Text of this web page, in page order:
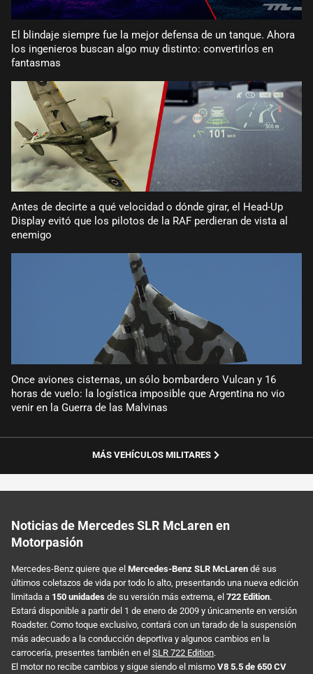
El blindaje siempre fue la mejor defensa de un tanque. Ahora
los ingenieros buscan algo muy distinto: convertirlos en
fantasmas
Antes de decirte a qué velocidad o dónde girar, el Head-Up
Display evitó que los pilotos de la RAF perdieran de vista al
enemigo
Once aviones cisternas, un sólo bombardero Vulcan y 16
horas de vuelo: la logística imposible que Argentina no vio
venir en la Guerra de las Malvinas
MÁS VEHÍCULOS MILITARES
Noticias de Mercedes SLR McLaren en
Motorpasión
Mercedes-Benz quiere que el Mercedes-Benz SLR McLaren dé sus
últimos coletazos de vida por todo lo alto, presentando una nueva edición
limitada a 150 unidades de su versión más extrema, el 722 Edition.
Estará disponible a partir del 1 de enero de 2009 y únicamente en versión
Roadster. Como toque exclusivo, contará con un tarado de la suspensión
más adecuado a la conducción deportiva y algunos cambios en la
carrocería, presentes también en el SLR 722 Edition.
El motor no recibe cambios y sigue siendo el mismo V8 5.5 de 650 CV